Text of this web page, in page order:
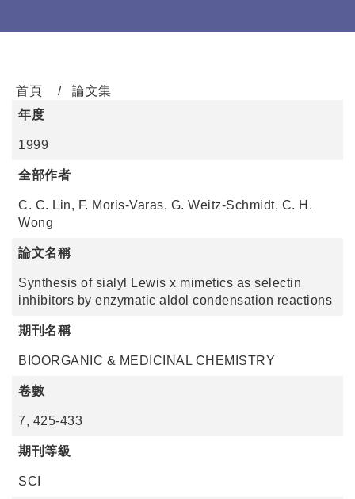
首頁
論文集
年度
1999
全部作者
C. C. Lin, F. Moris-Varas, G. Weitz-Schmidt, C. H.
Wong
論文名稱
Synthesis of sialyl Lewis x mimetics as selectin
inhibitors by enzymatic aldol condensation reactions
期刊名稱
BIOORGANIC & MEDICINAL CHEMISTRY
卷數
7, 425-433
期刊等級
SCI